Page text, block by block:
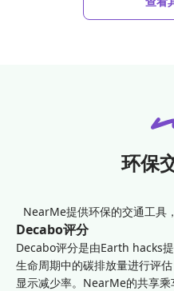
或延误，取消费用免费。详
环保
NearMe提供环保的交通工具
Decabo评分
Decabo评分是由Earth hacks
生命周期中的碳排放量进行评
显示减少率。NearMe的共享